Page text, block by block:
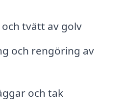
tvätt av golv
och rengöring av
och tak